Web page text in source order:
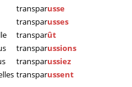
transparusse
transparusses
transparût
transparussions
transparussiez
transparussent